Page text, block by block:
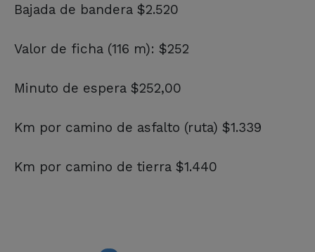
Bajada de bandera $2.520
Valor de ficha (116 m): $252
Minuto de espera $252,00
Km por camino de asfalto (ruta) $1.339
Km por camino de tierra $1.440